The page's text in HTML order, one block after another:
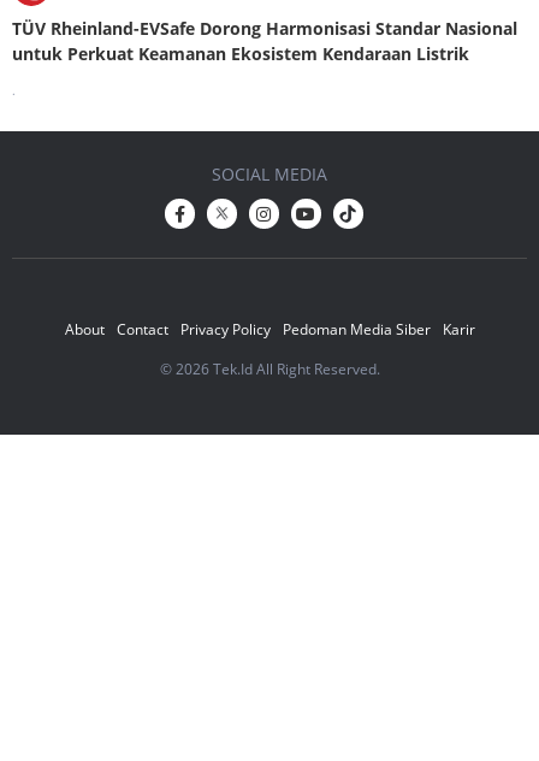
TÜV Rheinland-EVSafe Dorong Harmonisasi Standar Nasional
untuk Perkuat Keamanan Ekosistem Kendaraan Listrik
About Contact Privacy Policy Pedoman Media Siber
Karir
© 2026 Tek.Id All Right Reserved.
SOCIAL MEDIA